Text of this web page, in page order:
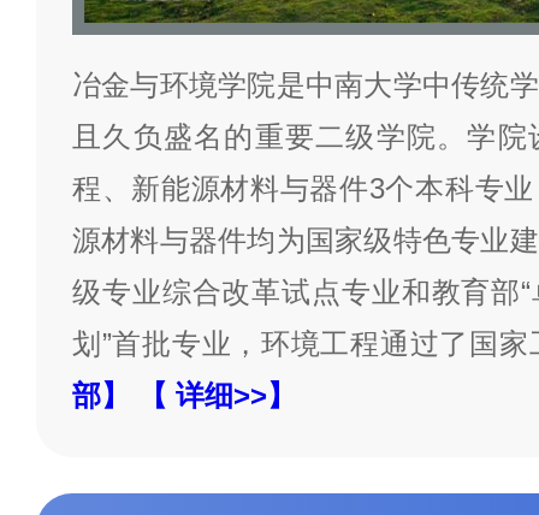
冶金与环境学院是中南大学中传统
且久负盛名的重要二级学院。学
程、新能源材料与器件3个本科专
源材料与器件均为国家级特色专业
级专业综合改革试点专业和教育部
划”首批专业，环境工程通过了国
部】
【 详细>>】